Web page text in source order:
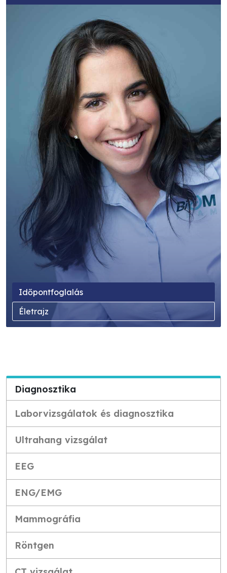
Időpontfoglalás
Életrajz
Diagnosztika
Laborvizsgálatok és diagnosztika
Ultrahang vizsgálat
EEG
ENG/EMG
Mammográfia
Röntgen